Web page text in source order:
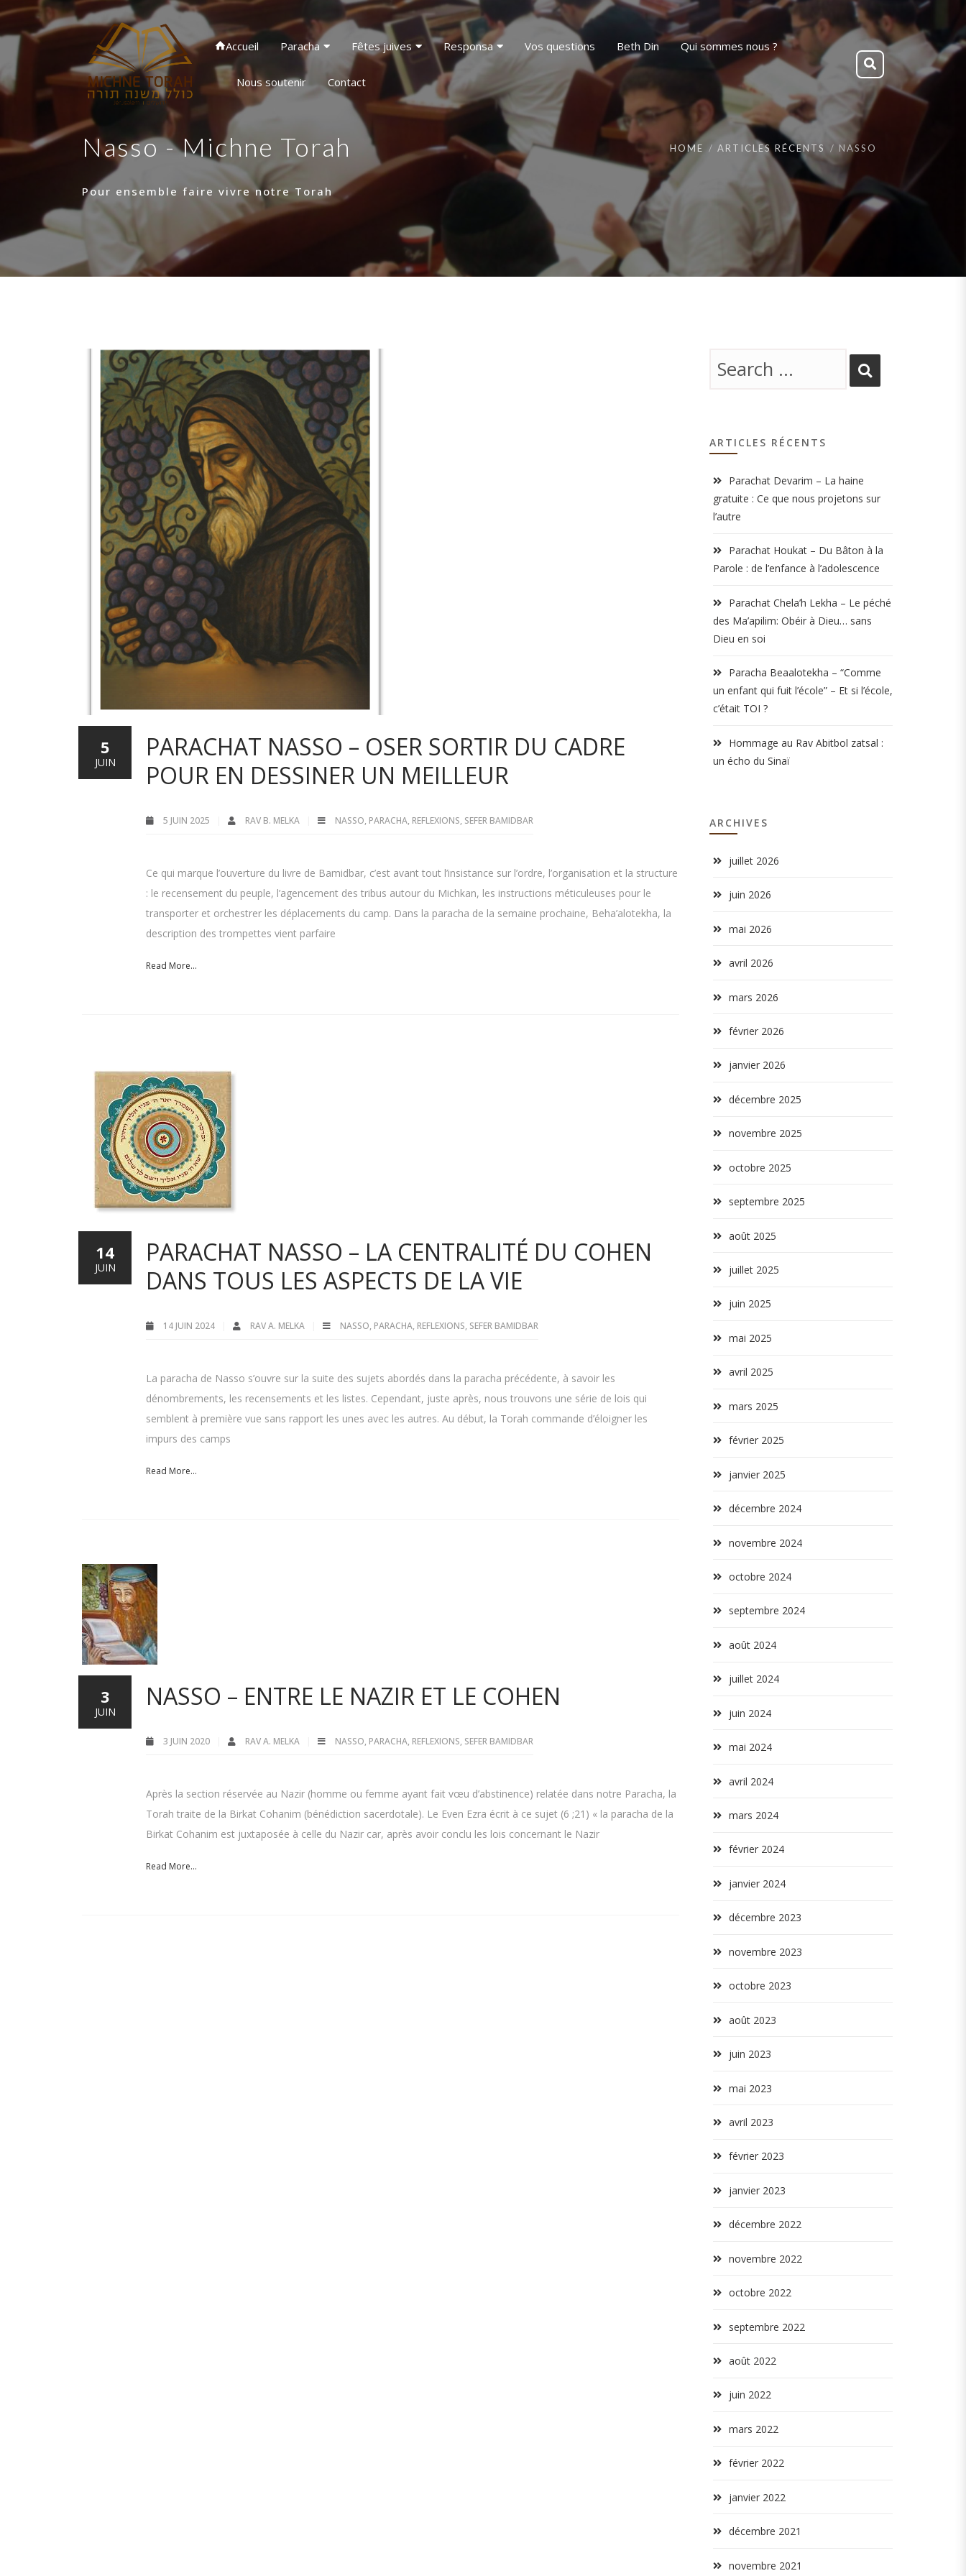
Accueil Paracha Fêtes juives Responsa Vos questions Beth Din Qui sommes nous ?
Nous soutenir Contact
Nasso - Michne Torah
Pour ensemble faire vivre notre Torah
HOME ARTICLES RÉCENTS NASSO
PARACHAT NASSO – OSER SORTIR DU CADRE
POUR EN DESSINER UN MEILLEUR
5 JUIN 2025 RAV B. MELKA NASSO, PARACHA, REFLEXIONS, SEFER BAMIDBAR
Ce qui marque l’ouverture du livre de Bamidbar, c’est avant tout l’insistance sur l’ordre, l’organisation et la structure
: le recensement du peuple, l’agencement des tribus autour du Michkan, les instructions méticuleuses pour le
transporter et orchestrer les déplacements du camp. Dans la paracha de la semaine prochaine, Beha’alotekha, la
description des trompettes vient parfaire
Read More...
5
JUIN
PARACHAT NASSO – LA CENTRALITÉ DU COHEN
DANS TOUS LES ASPECTS DE LA VIE
14 JUIN 2024 RAV A. MELKA NASSO, PARACHA, REFLEXIONS, SEFER BAMIDBAR
La paracha de Nasso s’ouvre sur la suite des sujets abordés dans la paracha précédente, à savoir les
dénombrements, les recensements et les listes. Cependant, juste après, nous trouvons une série de lois qui
semblent à première vue sans rapport les unes avec les autres. Au début, la Torah commande d’éloigner les
impurs des camps
Read More...
14
JUIN
NASSO – ENTRE LE NAZIR ET LE COHEN
3 JUIN 2020 RAV A. MELKA NASSO, PARACHA, REFLEXIONS, SEFER BAMIDBAR
Après la section réservée au Nazir (homme ou femme ayant fait vœu d’abstinence) relatée dans notre Paracha, la
Torah traite de la Birkat Cohanim (bénédiction sacerdotale). Le Even Ezra écrit à ce sujet (6 ;21) « la paracha de la
Birkat Cohanim est juxtaposée à celle du Nazir car, après avoir conclu les lois concernant le Nazir
Read More...
3
JUIN
ARTICLES RÉCENTS
Parachat Devarim – La haine
gratuite : Ce que nous projetons sur
l’autre
Parachat Houkat – Du Bâton à la
Parole : de l’enfance à l’adolescence
Parachat Chela’h Lekha – Le péché
des Ma’apilim: Obéir à Dieu… sans
Dieu en soi
Paracha Beaalotekha – “Comme
un enfant qui fuit l’école” – Et si l’école,
c’était TOI ?
Hommage au Rav Abitbol zatsal :
un écho du Sinaï
ARCHIVES
juillet 2026
juin 2026
mai 2026
avril 2026
mars 2026
février 2026
janvier 2026
décembre 2025
novembre 2025
octobre 2025
septembre 2025
août 2025
juillet 2025
juin 2025
mai 2025
avril 2025
mars 2025
février 2025
janvier 2025
décembre 2024
novembre 2024
octobre 2024
septembre 2024
août 2024
juillet 2024
juin 2024
mai 2024
avril 2024
mars 2024
février 2024
janvier 2024
décembre 2023
novembre 2023
octobre 2023
août 2023
juin 2023
mai 2023
avril 2023
février 2023
janvier 2023
décembre 2022
novembre 2022
octobre 2022
septembre 2022
août 2022
juin 2022
mars 2022
février 2022
janvier 2022
décembre 2021
novembre 2021